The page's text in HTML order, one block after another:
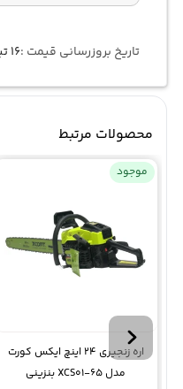
تاریخ بروزرسانی قیمت :۱۶ تیر ۱۴۰۵
محصولات مرتبط
موجود
اره زنجیری 24 اینچ ایکس کورت
مدل XCS01-65 بنزینی